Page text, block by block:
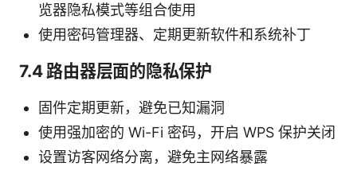
览器隐私模式等组合使用
使用密码管理器、定期更新软件和系统补丁
7.4 路由器层面的隐私保护
固件定期更新，避免已知漏洞
使用强加密的 Wi-Fi 密码，开启 WPS 保护关闭
设置访客网络分离，避免主网络暴露